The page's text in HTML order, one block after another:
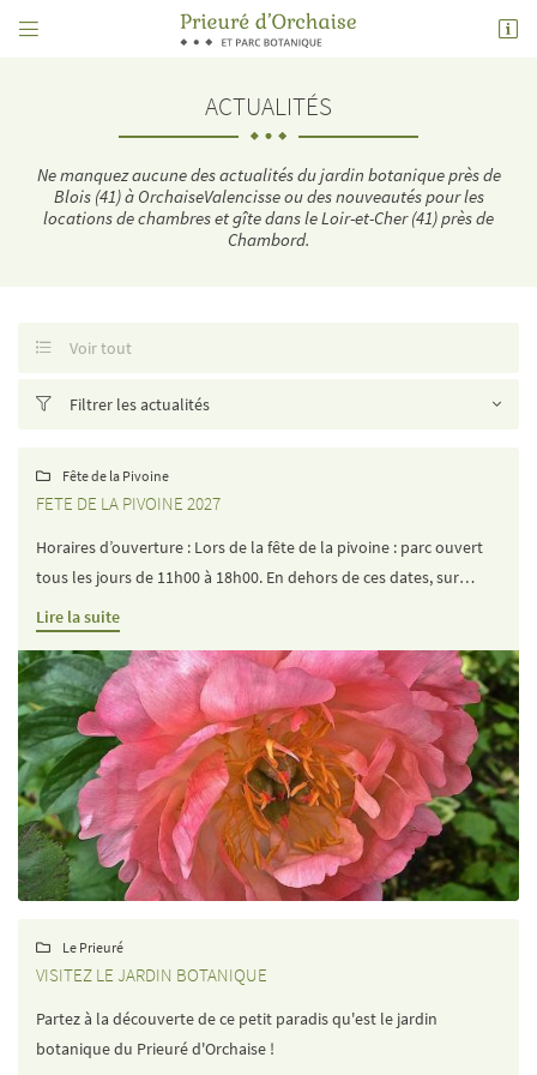

LANGUE

Place de l'église, 1 rue de Molineuf, Orchaise
Rafraîchir le captcha
email indiqué ci-dessus. Vous pouvez vous désinscrire à tout moment en utilisant le
ACTUALITÉS
Ne manquez aucune des actualités du jardin botanique près de
Blois (41) à OrchaiseValencisse ou des nouveautés pour les
locations de chambres et gîte dans le Loir-et-Cher (41) près de
Chambord.
 Voir tout
 Filtrer les actualités
 Fête de la Pivoine
FETE DE LA PIVOINE 2027
Horaires d’ouverture : Lors de la fête de la pivoine : parc ouvert
tous les jours de 11h00 à 18h00. En dehors de ces dates, sur
rendez-vous : appelez le 06 14 93 15 27
Lire la suite
 Le Prieuré
VISITEZ LE JARDIN BOTANIQUE
Partez à la découverte de ce petit paradis qu'est le jardin
botanique du Prieuré d'Orchaise !